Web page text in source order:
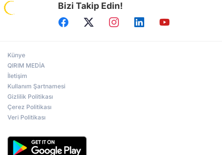
Bizi Takip Edin!
Künye
QIRIM MEDİA
İletişim
Kullanım Şartnamesi
Gizlilik Politikası
Çerez Politikası
Veri Politikası